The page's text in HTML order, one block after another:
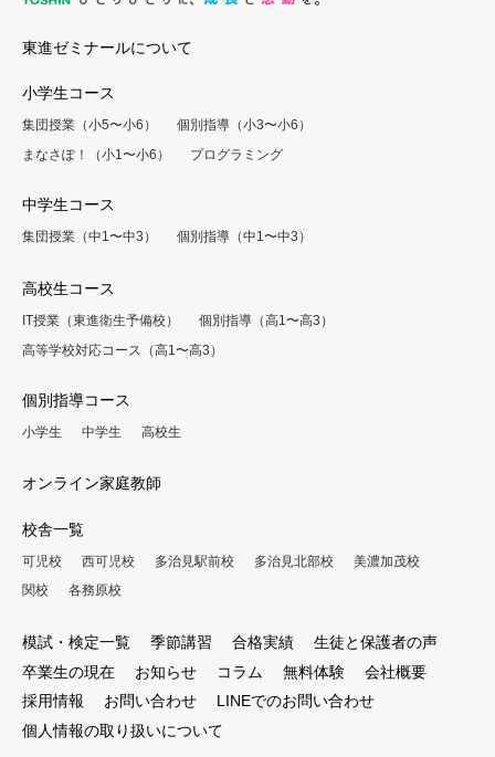
東進ゼミナールについて
小学生コース
集団授業（小5〜小6）
個別指導（小3〜小6）
まなさぽ！（小1〜小6）
プログラミング
中学生コース
集団授業（中1〜中3） 個別指導（中1〜中3）
高校生コース
IT授業（東進衛生予備校）
個別指導（高1〜高3）
高等学校対応コース（高1〜高3）
個別指導コース
小学生 中学生 高校生
オンライン家庭教師
校舎一覧
可児校 西可児校 多治見駅前校 多治見北部校
美濃加茂校
関校
各務原校
模試・検定一覧 季節講習 合格実績
生徒と保護者の声
卒業生の現在
お知らせ コラム 無料体験
会社概要
採用情報
お問い合わせ
LINEでのお問い合わせ
個人情報の取り扱いについて